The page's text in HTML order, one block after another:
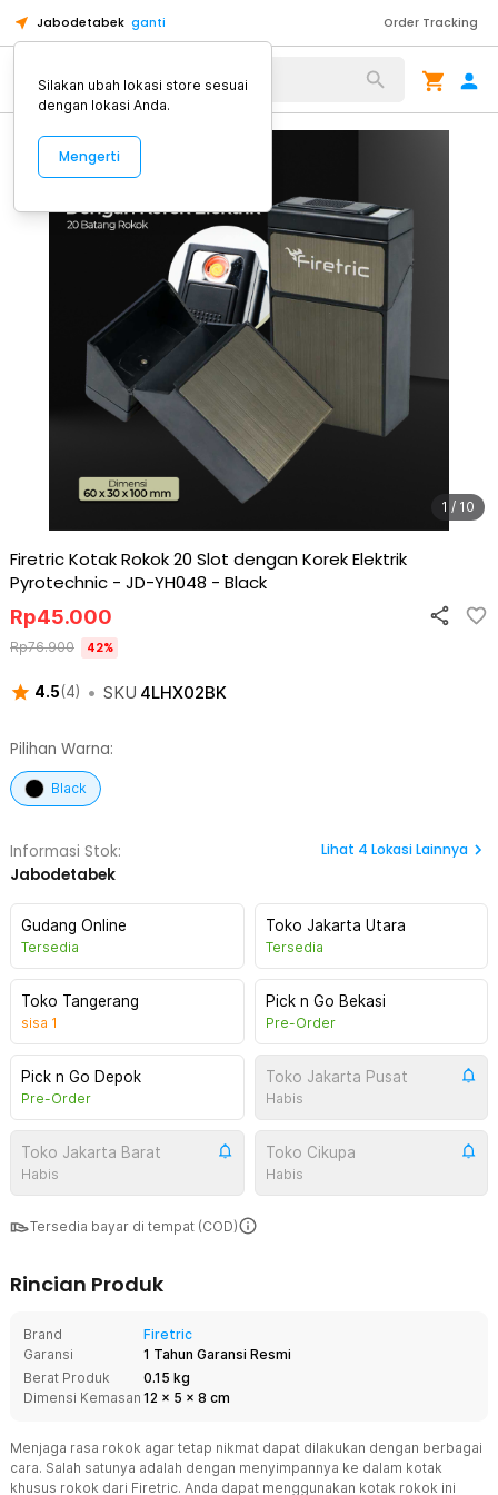
Jabodetabek ganti Order Tracking
Alat Kopi
1 / 10
Firetric Kotak Rokok 20 Slot dengan Korek Elektrik
Pyrotechnic - JD-YH048 - Black
4.5(4) • SKU 4LHX02BK
Rp45.000
Rp76.900 42%
Pilihan Warna:
Black
Informasi Stok:
Jabodetabek
Lihat 4 Lokasi Lainnya
Gudang Online
Tersedia
Toko Jakarta Utara
Tersedia
Toko Tangerang
sisa 1
Pick n Go Bekasi
Pre-Order
Pick n Go Depok
Pre-Order
Toko Jakarta Pusat
Habis
Toko Jakarta Barat
Habis
Toko Cikupa
Habis
Tersedia bayar di tempat (COD)
Rincian Produk
Brand
Firetric
Garansi
1 Tahun Garansi Resmi
Berat Produk
0.15 kg
Dimensi Kemasan 12 x 5 x 8 cm
Menjaga rasa rokok agar tetap nikmat dapat dilakukan dengan berbagai
cara. Salah satunya adalah dengan menyimpannya ke dalam kotak
khusus rokok dari Firetric. Anda dapat menggunakan kotak rokok ini
Silakan ubah lokasi store sesuai
dengan lokasi Anda.
Mengerti